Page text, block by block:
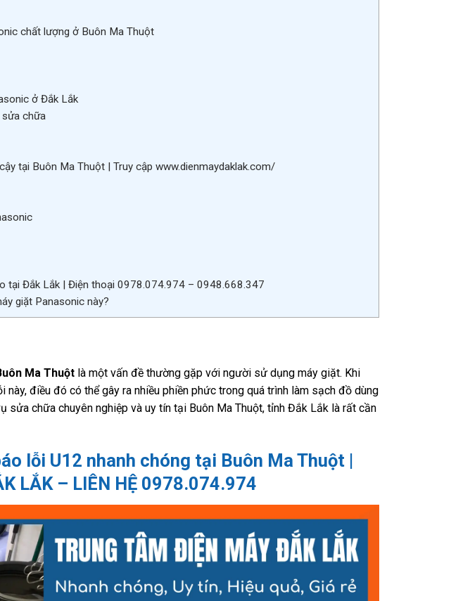
chất lượng ở Buôn Ma Thuột
ở Đắk Lắk
chữa
tại Buôn Ma Thuột | Truy cập www.dienmaydaklak.com/
tại Đắk Lắk | Điện thoại 0978.074.974 – 0948.668.347
giặt Panasonic này?
Ma Thuột là một vấn đề thường gặp với người sử dụng máy giặt. Khi
điều đó có thể gây ra nhiều phiền phức trong quá trình làm sạch đồ dùng
sửa chữa chuyên nghiệp và uy tín tại Buôn Ma Thuột, tỉnh Đắk Lắk là rất cần
lỗi U12 nhanh chóng tại Buôn Ma Thuột |
LẮK – LIÊN HỆ 0978.074.974